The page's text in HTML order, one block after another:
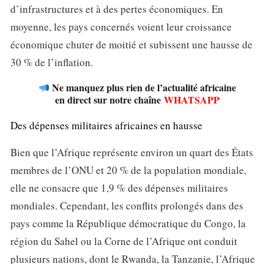
d’infrastructures et à des pertes économiques. En
moyenne, les pays concernés voient leur croissance
économique chuter de moitié et subissent une hausse de
30 % de l’inflation.
Ne manquez plus rien de l’actualité africaine
en direct sur notre chaîne WHATSAPP
Des dépenses militaires africaines en hausse
Bien que l’Afrique représente environ un quart des États
membres de l’ONU et 20 % de la population mondiale,
elle ne consacre que 1,9 % des dépenses militaires
mondiales. Cependant, les conflits prolongés dans des
pays comme la République démocratique du Congo, la
région du Sahel ou la Corne de l’Afrique ont conduit
plusieurs nations, dont le Rwanda, la Tanzanie, l’Afrique